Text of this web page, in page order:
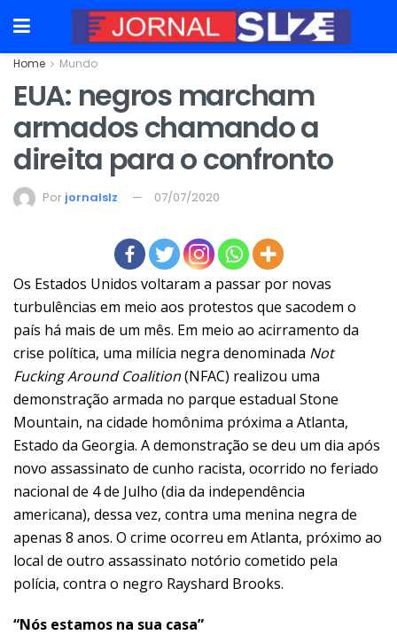
Home Mundo
EUA: negros marcham
armados chamando a
direita para o confronto
Por jornalslz 07/07/2020
Os Estados Unidos voltaram a passar por novas
turbulências em meio aos protestos que sacodem o
país há mais de um mês. Em meio ao acirramento da
crise política, uma milícia negra denominada Not
Fucking Around Coalition(NFAC) realizou uma
demonstração armada no parque estadual Stone
Mountain, na cidade homônima próxima a Atlanta,
Estado da Georgia. A demonstração se deu um dia após
novo assassinato de cunho racista, ocorrido no feriado
nacional de 4 de Julho (dia da independência
americana), dessa vez, contra uma menina negra de
apenas 8 anos. O crime ocorreu em Atlanta, próximo ao
local de outro assassinato notório cometido pela
polícia, contra o negro Rayshard Brooks.
“Nós estamos na sua casa”